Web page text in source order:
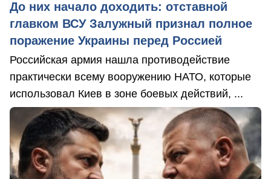
До них начало доходить: отставной
главком ВСУ Залужный признал полное
поражение Украины перед Россией
Российская армия нашла противодействие
практически всему вооружению НАТО, которые
использовал Киев в зоне боевых действий, ...